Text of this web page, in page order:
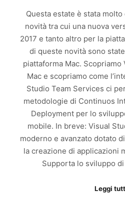
Questa estate è stata
novità tra cui una nuova
2017 e tanto altro per la
di queste novità sono
piattaforma Mac.
Mac e scopriamo come
Studio Team Services ci
metodologie di Continuos
Deployment per lo
mobile. In breve: Visual
moderno e avanzato dotato
la creazione di applicazioni
Supporta lo sviluppo
Leggi